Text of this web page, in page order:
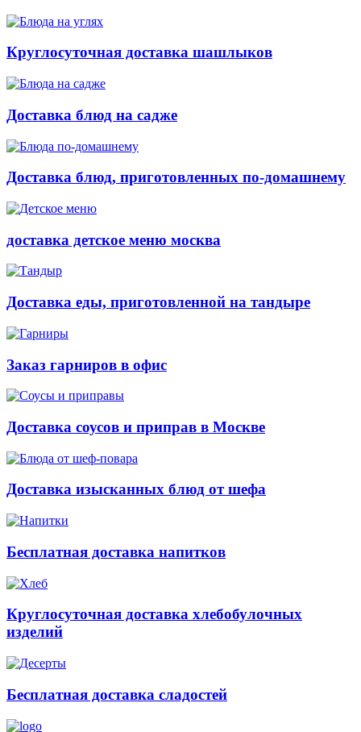
Круглосуточная доставка шашлыков
Доставка блюд на садже
Доставка блюд, приготовленных по-домашнему
доставка детское меню москва
Доставка еды, приготовленной на тандыре
Заказ гарниров в офис
Доставка соусов и приправ в Москве
Доставка изысканных блюд от шефа
Бесплатная доставка напитков
Круглосуточная доставка хлебобулочных
изделий
Бесплатная доставка сладостей